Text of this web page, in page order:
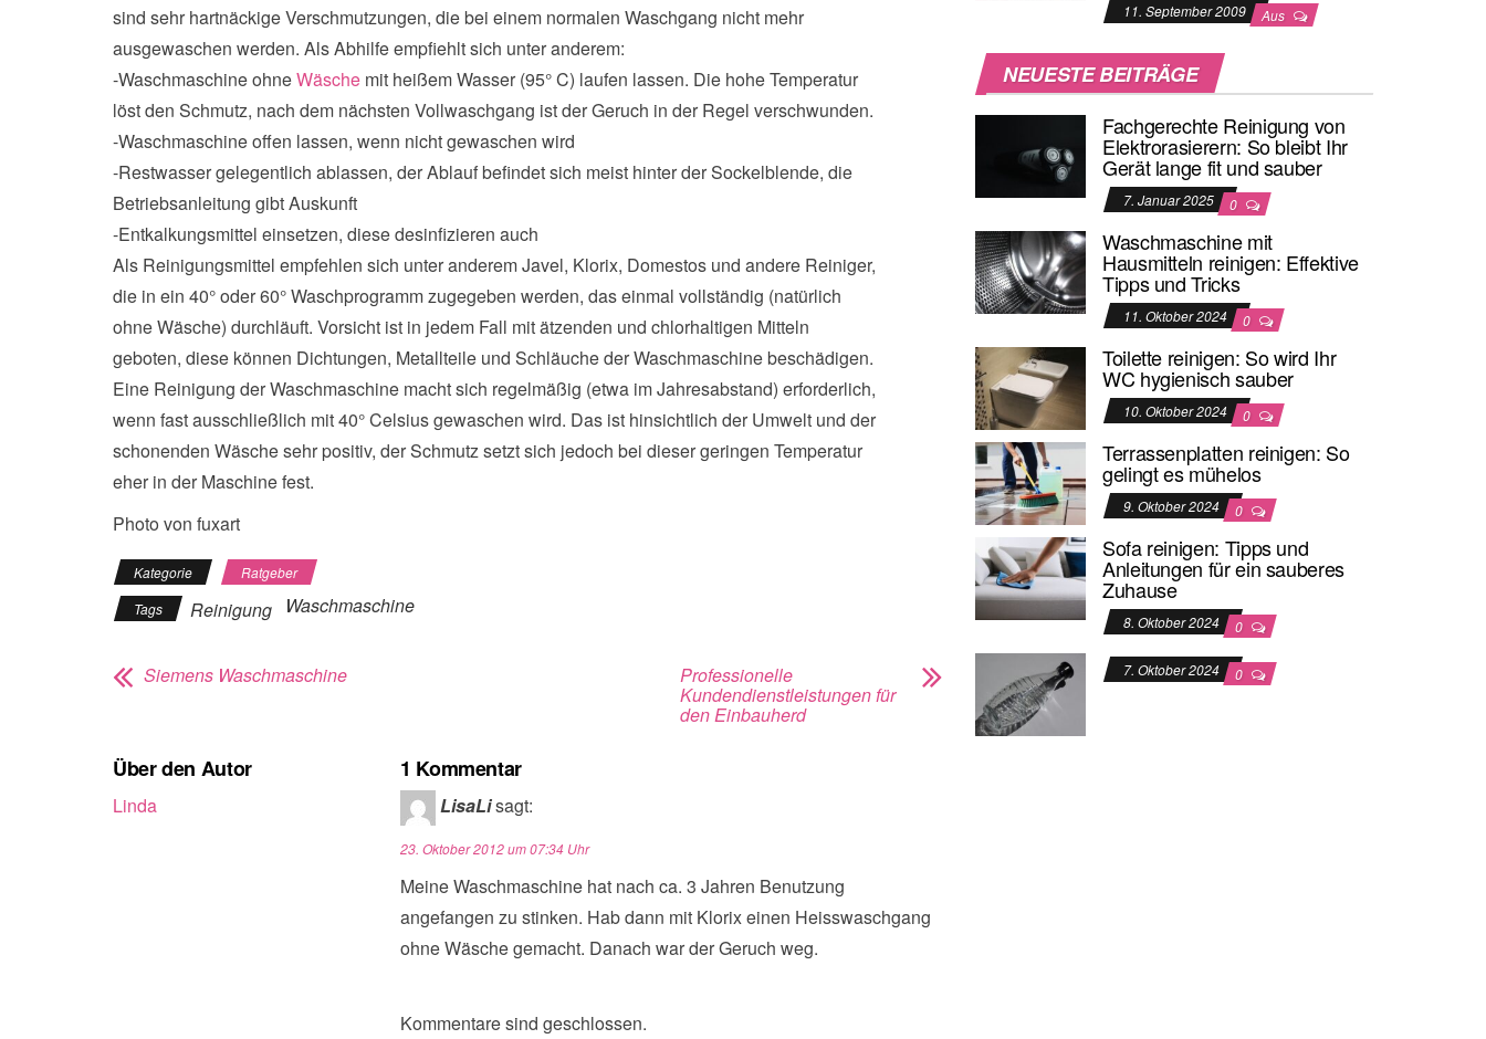
sind sehr hartnäckige Verschmutzungen, die bei einem normalen Waschgang nicht mehr
ausgewaschen werden. Als Abhilfe empfiehlt sich unter anderem:
-Waschmaschine ohneWäsche mit heißem Wasser (95° C) laufen lassen. Die hohe Temperatur
löst den Schmutz, nach dem nächsten Vollwaschgang ist der Geruch in der Regel verschwunden.
-Waschmaschine offen lassen, wenn nicht gewaschen wird
-Restwasser gelegentlich ablassen, der Ablauf befindet sich meist hinter der Sockelblende, die
Betriebsanleitung gibt Auskunft
-Entkalkungsmittel einsetzen, diese desinfizieren auch
Als Reinigungsmittel empfehlen sich unter anderem Javel, Klorix, Domestos und andere Reiniger,
die in ein 40° oder 60° Waschprogramm zugegeben werden, das einmal vollständig (natürlich
ohne Wäsche) durchläuft. Vorsicht ist in jedem Fall mit ätzenden und chlorhaltigen Mitteln
geboten, diese können Dichtungen, Metallteile und Schläuche der Waschmaschine beschädigen.
Eine Reinigung der Waschmaschine macht sich regelmäßig (etwa im Jahresabstand) erforderlich,
wenn fast ausschließlich mit 40° Celsius gewaschen wird. Das ist hinsichtlich der Umwelt und der
schonenden Wäsche sehr positiv, der Schmutz setzt sich jedoch bei dieser geringen Temperatur
eher in der Maschine fest.
Photo von fuxart
Kategorie
Ratgeber
Tags
Reinigung Waschmaschine
Siemens Waschmaschine Professionelle
Kundendienstleistungen für
den Einbauherd
Über den Autor
Linda
1 Kommentar
LisaLisagt:
23. Oktober 2012 um 07:34 Uhr
Meine Waschmaschine hat nach ca. 3 Jahren Benutzung
angefangen zu stinken. Hab dann mit Klorix einen Heisswaschgang
ohne Wäsche gemacht. Danach war der Geruch weg.
Kommentare sind geschlossen.
11. September 2009 Aus
NEUESTE BEITRÄGE
Fachgerechte Reinigung von
Elektrorasierern: So bleibt Ihr
Gerät lange fit und sauber
7. Januar 2025 0
Waschmaschine mit
Hausmitteln reinigen: Effektive
Tipps und Tricks
11. Oktober 2024 0
Toilette reinigen: So wird Ihr
WC hygienisch sauber
10. Oktober 2024 0
Terrassenplatten reinigen: So
gelingt es mühelos
9. Oktober 2024 0
Sofa reinigen: Tipps und
Anleitungen für ein sauberes
Zuhause
8. Oktober 2024 0
7. Oktober 2024 0